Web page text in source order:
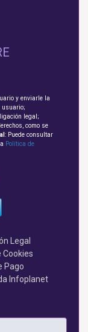
y enviarle la
usuario;
legal;
como se
: Puede consultar
Política de
Legal
Cookies
Pago
Infoplanet